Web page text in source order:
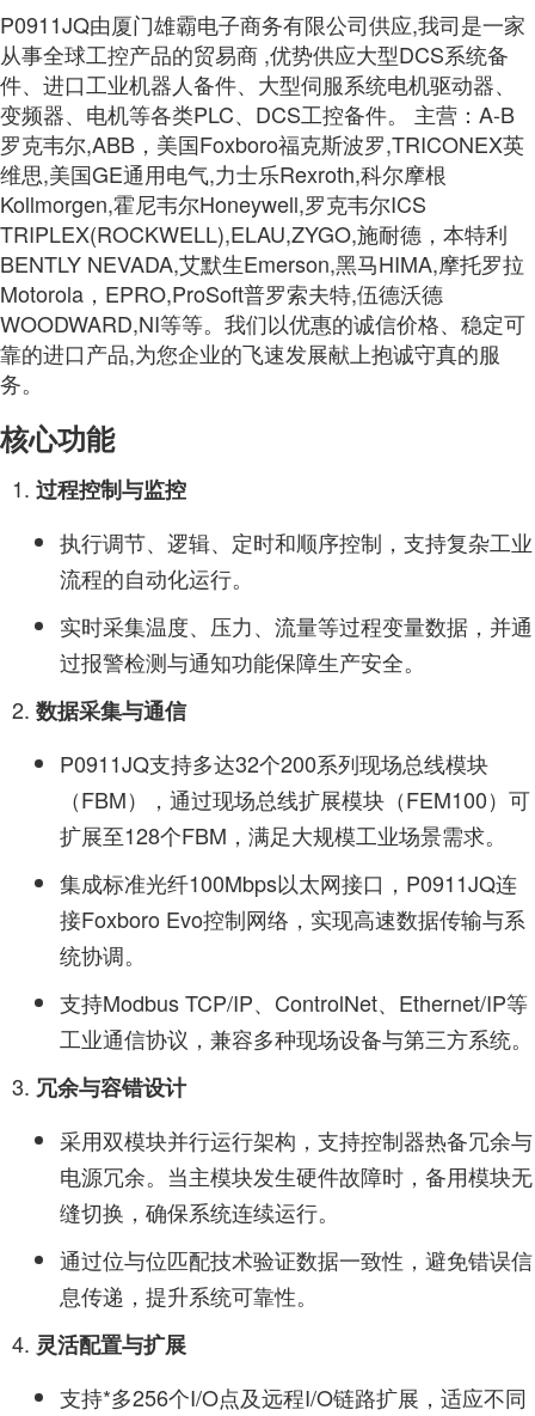
P0911JQ由厦门雄霸电子商务有限公司供应,我司是一家
从事全球工控产品的贸易商 ,优势供应大型DCS系统备
件、进口工业机器人备件、大型伺服系统电机驱动器、
变频器、电机等各类PLC、DCS工控备件。 主营：A-B
罗克韦尔,ABB，美国Foxboro福克斯波罗,TRICONEX英
维思,美国GE通用电气,力士乐Rexroth,科尔摩根
Kollmorgen,霍尼韦尔Honeywell,罗克韦尔ICS
TRIPLEX(ROCKWELL),ELAU,ZYGO,施耐德，本特利
BENTLY NEVADA,艾默生Emerson,黑马HIMA,摩托罗拉
Motorola，EPRO,ProSoft普罗索夫特,伍德沃德
WOODWARD,NI等等。我们以优惠的诚信价格、稳定可
靠的进口产品,为您企业的飞速发展献上抱诚守真的服
务。
核心功能
过程控制与监控
执行调节、逻辑、定时和顺序控制，支持复杂工业
流程的自动化运行。
实时采集温度、压力、流量等过程变量数据，并通
过报警检测与通知功能保障生产安全。
数据采集与通信
P0911JQ支持多达32个200系列现场总线模块
（FBM），通过现场总线扩展模块（FEM100）可
扩展至128个FBM，满足大规模工业场景需求。
集成标准光纤100Mbps以太网接口，P0911JQ连
接Foxboro Evo控制网络，实现高速数据传输与系
统协调。
支持Modbus TCP/IP、ControlNet、Ethernet/IP等
工业通信协议，兼容多种现场设备与第三方系统。
冗余与容错设计
采用双模块并行运行架构，支持控制器热备冗余与
电源冗余。当主模块发生硬件故障时，备用模块无
缝切换，确保系统连续运行。
通过位与位匹配技术验证数据一致性，避免错误信
息传递，提升系统可靠性。
灵活配置与扩展
支持*多256个I/O点及远程I/O链路扩展，适应不同